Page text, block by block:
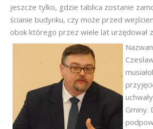
jeszcze tylko, gdzie tablica zostanie
ścianie budynku, czy może przed
obok którego przez wiele lat urzędował
Gminy.